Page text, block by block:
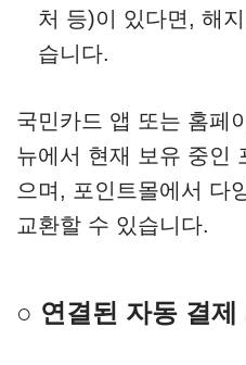
처 등)이 있다면, 해
습니다.
국민카드 앱 또는 홈페
뉴에서 현재 보유 중인
으며, 포인트몰에서 다
교환할 수 있습니다.
○ 연결된 자동 결제